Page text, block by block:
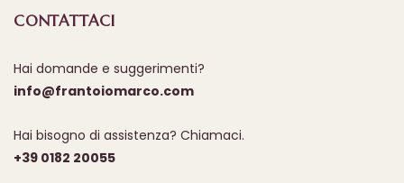
CONTATTACI
Hai domande e suggerimenti?
info@frantoiomarco.com
Hai bisogno di assistenza? Chiamaci.
+39 0182 20055